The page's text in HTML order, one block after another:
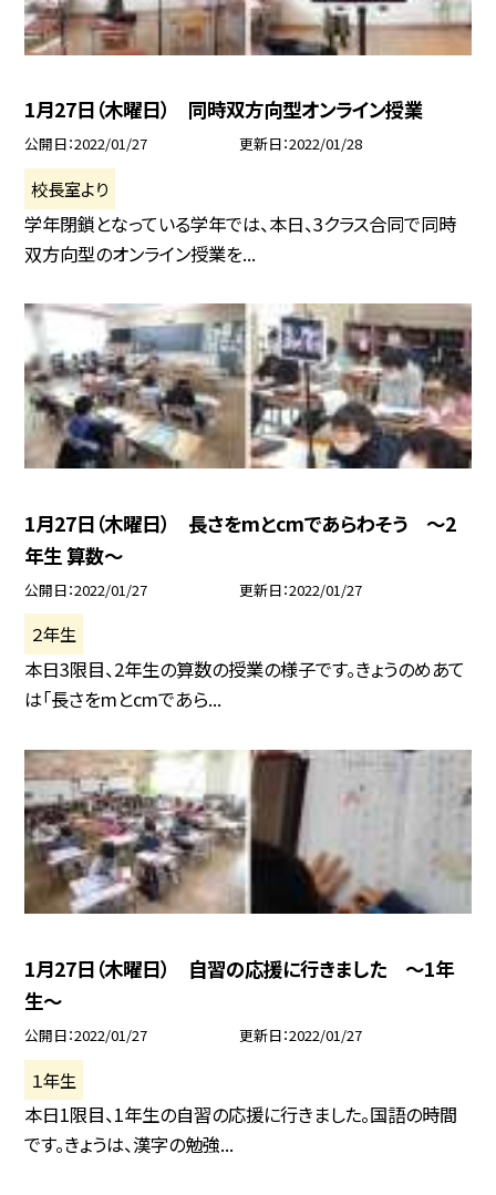
1月27日（木曜日） 同時双方向型オンライン授業
公開日 2022/01/27 更新日 2022/01/28
校長室より
学年閉鎖となっている学年では、本日、3クラス合同で同時
双方向型のオンライン授業を...
1月27日（木曜日） 長さをmとcmであらわそう 〜2
年生 算数〜
公開日 2022/01/27 更新日 2022/01/27
２年生
本日3限目、2年生の算数の授業の様子です。きょうのめあて
は「長さをmとcmであら...
1月27日（木曜日） 自習の応援に行きました 〜1年
生〜
公開日 2022/01/27 更新日 2022/01/27
１年生
本日1限目、1年生の自習の応援に行きました。国語の時間
です。きょうは、漢字の勉強...